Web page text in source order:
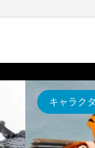
キャラク